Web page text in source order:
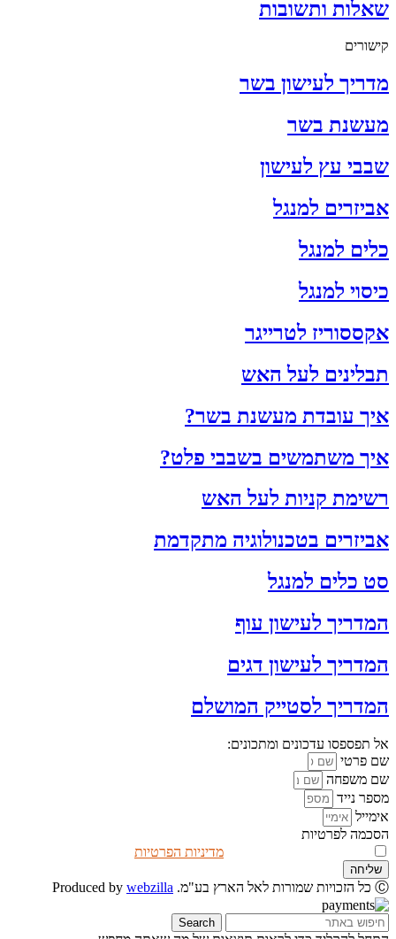
שאלות ותשובות
קישורים
מדריך לעישון בשר
מעשנת בשר
שבבי עץ לעישון
אביזרים למנגל
כלים למנגל
כיסוי למנגל
אקססוריז לטרייגר
תבלינים לעל האש
איך עובדת מעשנת בשר?
איך משתמשים בשבבי פלט?
רשימת קניות לעל האש
אביזרים בטכנולוגיה מתקדמת
סט כלים למנגל
המדריך לעישון עוף
המדריך לעישון דגים
המדריך לסטייק המושלם
אל תפספסו עדכונים ומתכונים:
שם פרטי
שם משפחה
מספר נייד
אימייל
הסכמה לפרטיות
מדיניות הפרטיות
שליחה
Ⓒ כל הזכויות שמורות לאל הארץ בע"מ. Produced by webzilla
Search